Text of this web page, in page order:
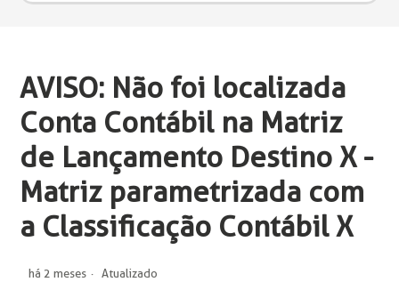
AVISO: Não foi localizada
Conta Contábil na Matriz
de Lançamento Destino X -
Matriz parametrizada com
a Classificação Contábil X
há 2 meses Atualizado